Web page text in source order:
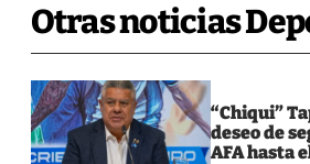
Otras noticias
“Chiqui”
deseo de
AFA hasta